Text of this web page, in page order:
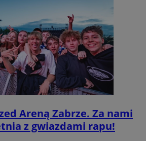
Areną Zabrze. Za nami
z gwiazdami rapu!